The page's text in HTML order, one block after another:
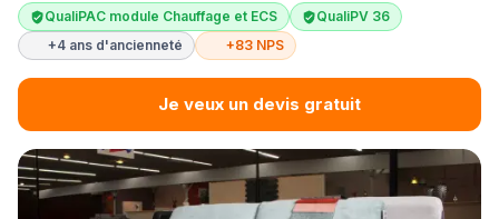
QualiPAC module Chauffage et ECS
QualiPV 36
+4 ans d'ancienneté
+83 NPS
Je veux un devis gratuit